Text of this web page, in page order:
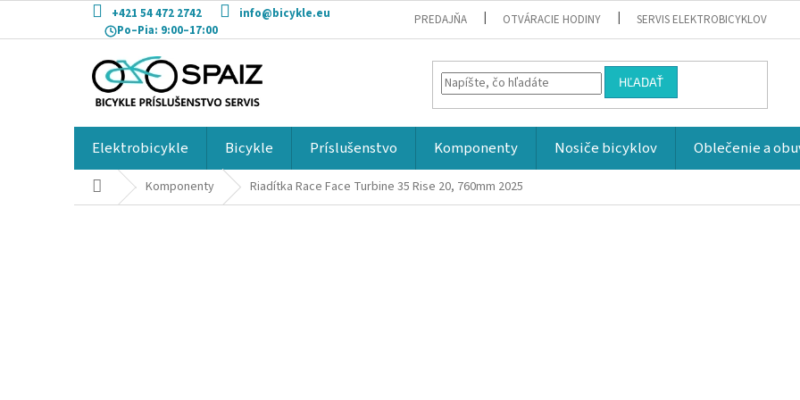
obsah
+421 54 472 2742
info@bicykle.eu
Po–Pia: 9:00–17:00
PREDAJŇA OTVÁRACIE HODINY SERVIS ELEKTROBICYKLOV
HĽADAŤ
Elektrobicykle Bicykle Príslušenstvo Komponenty Nosiče bicyklov Oblečenie a
DomovKomponenty Riadítka Race Face Turbine 35 Rise 20, 760mm 2025